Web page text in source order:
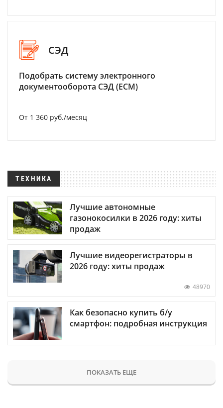
СЭД
Подобрать систему электронного
документооборота СЭД (ECM)
От 1 360 руб./месяц
ТЕХНИКА
Лучшие автономные
газонокосилки в 2026 году: хиты
продаж
Лучшие видеорегистраторы в
2026 году: хиты продаж
48970
Как безопасно купить б/у
смартфон: подробная инструкция
ПОКАЗАТЬ ЕЩЕ